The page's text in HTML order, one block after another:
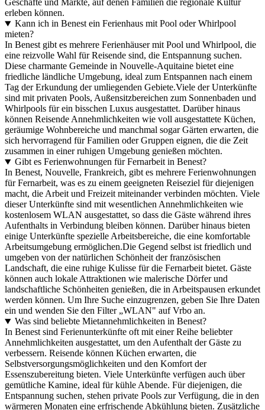
Geschäfte und Märkte, auf denen Familien die regionale Kultur
erleben können.
Kann ich in Benest ein Ferienhaus mit Pool oder Whirlpool
mieten?
In Benest gibt es mehrere Ferienhäuser mit Pool und Whirlpool, die
eine reizvolle Wahl für Reisende sind, die Entspannung suchen.
Diese charmante Gemeinde in Nouvelle-Aquitaine bietet eine
friedliche ländliche Umgebung, ideal zum Entspannen nach einem
Tag der Erkundung der umliegenden Gebiete.Viele der Unterkünfte
sind mit privaten Pools, Außensitzbereichen zum Sonnenbaden und
Whirlpools für ein bisschen Luxus ausgestattet. Darüber hinaus
können Reisende Annehmlichkeiten wie voll ausgestattete Küchen,
geräumige Wohnbereiche und manchmal sogar Gärten erwarten, die
sich hervorragend für Familien oder Gruppen eignen, die die Zeit
zusammen in einer ruhigen Umgebung genießen möchten.
Gibt es Ferienwohnungen für Fernarbeit in Benest?
In Benest, Nouvelle, Frankreich, gibt es mehrere Ferienwohnungen
für Fernarbeit, was es zu einem geeigneten Reiseziel für diejenigen
macht, die Arbeit und Freizeit miteinander verbinden möchten. Viele
dieser Unterkünfte sind mit wesentlichen Annehmlichkeiten wie
kostenlosem WLAN ausgestattet, so dass die Gäste während ihres
Aufenthalts in Verbindung bleiben können. Darüber hinaus bieten
einige Unterkünfte spezielle Arbeitsbereiche, die eine komfortable
Arbeitsumgebung ermöglichen.Die Gegend selbst ist friedlich und
umgeben von der natürlichen Schönheit der französischen
Landschaft, die eine ruhige Kulisse für die Fernarbeit bietet. Gäste
können auch lokale Attraktionen wie malerische Dörfer und
landschaftliche Schönheiten genießen, die in Arbeitspausen erkundet
werden können. Um Ihre Suche einzugrenzen, geben Sie Ihre Daten
ein und wenden Sie den Filter „WLAN" auf Vrbo an.
Was sind beliebte Mietannehmlichkeiten in Benest?
In Benest sind Ferienunterkünfte oft mit einer Reihe beliebter
Annehmlichkeiten ausgestattet, um den Aufenthalt der Gäste zu
verbessern. Reisende können Küchen erwarten, die
Selbstversorgungsmöglichkeiten und den Komfort der
Essenszubereitung bieten. Viele Unterkünfte verfügen auch über
gemütliche Kamine, ideal für kühle Abende. Für diejenigen, die
Entspannung suchen, stehen private Pools zur Verfügung, die in den
wärmeren Monaten eine erfrischende Abkühlung bieten. Zusätzliche